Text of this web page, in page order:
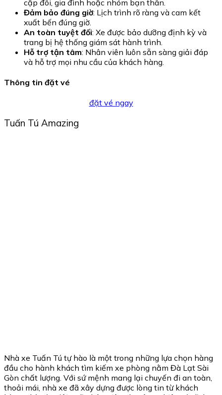
cặp đôi, gia đình hoặc nhóm bạn thân.
Đảm bảo đúng giờ: Lịch trình rõ ràng và cam kết
xuất bến đúng giờ.
An toàn tuyệt đối: Xe được bảo dưỡng định kỳ và
trang bị hệ thống giám sát hành trình.
Hỗ trợ tận tâm: Nhân viên luôn sẵn sàng giải đáp
và hỗ trợ mọi nhu cầu của khách hàng.
Thông tin đặt vé
đặt vé ngay
Tuấn Tú Amazing
Nhà xe Tuấn Tú tự hào là một trong những lựa chọn hàng
đầu cho hành khách tìm kiếm xe phòng nằm Đà Lạt Sài
Gòn chất lượng. Với sứ mệnh mang lại chuyến đi an toàn,
thoải mái, nhà xe đã xây dựng được lòng tin từ khách